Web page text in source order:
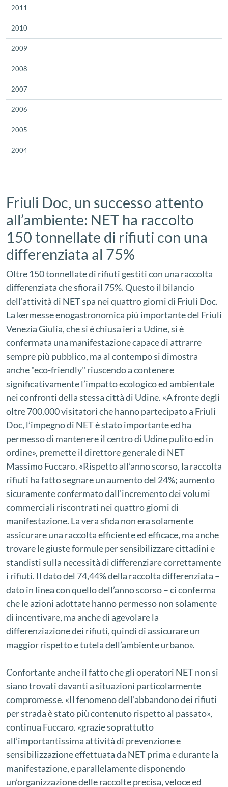
2011
2010
2009
2008
2007
2006
2005
2004
Friuli Doc, un successo attento
all’ambiente: NET ha raccolto
150 tonnellate di rifiuti con una
differenziata al 75%
Oltre 150 tonnellate di rifiuti gestiti con una raccolta
differenziata che sfiora il 75%. Questo il bilancio
dell’attività di NET spa nei quattro giorni di Friuli Doc.
La kermesse enogastronomica più importante del Friuli
Venezia Giulia, che si è chiusa ieri a Udine, si è
confermata una manifestazione capace di attrarre
sempre più pubblico, ma al contempo si dimostra
anche "eco-friendly" riuscendo a contenere
significativamente l’impatto ecologico ed ambientale
nei confronti della stessa città di Udine. «A fronte degli
oltre 700.000 visitatori che hanno partecipato a Friuli
Doc, l’impegno di NET è stato importante ed ha
permesso di mantenere il centro di Udine pulito ed in
ordine», premette il direttore generale di NET
Massimo Fuccaro. «Rispetto all’anno scorso, la raccolta
rifiuti ha fatto segnare un aumento del 24%; aumento
sicuramente confermato dall’incremento dei volumi
commerciali riscontrati nei quattro giorni di
manifestazione. La vera sfida non era solamente
assicurare una raccolta efficiente ed efficace, ma anche
trovare le giuste formule per sensibilizzare cittadini e
standisti sulla necessità di differenziare correttamente
i rifiuti. Il dato del 74,44% della raccolta differenziata –
dato in linea con quello dell’anno scorso – ci conferma
che le azioni adottate hanno permesso non solamente
di incentivare, ma anche di agevolare la
differenziazione dei rifiuti, quindi di assicurare un
maggior rispetto e tutela dell’ambiente urbano».
Confortante anche il fatto che gli operatori NET non si
siano trovati davanti a situazioni particolarmente
compromesse. «Il fenomeno dell’abbandono dei rifiuti
per strada è stato più contenuto rispetto al passato»,
continua Fuccaro. «grazie soprattutto
all’importantissima attività di prevenzione e
sensibilizzazione effettuata da NET prima e durante la
manifestazione, e parallelamente disponendo
un’organizzazione delle raccolte precisa, veloce ed